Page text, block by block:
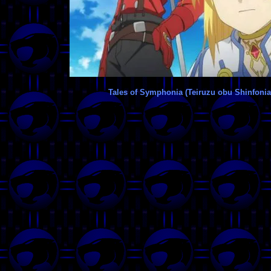
Tales of Symphonia (Teiruzu obu